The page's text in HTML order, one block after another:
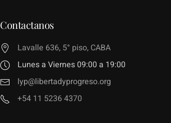
Contactanos
Lavalle 636, 5° piso, CABA
Lunes a Viernes 09:00 a 19:00
lyp@libertadyprogreso.org
+54 11 5236 4370